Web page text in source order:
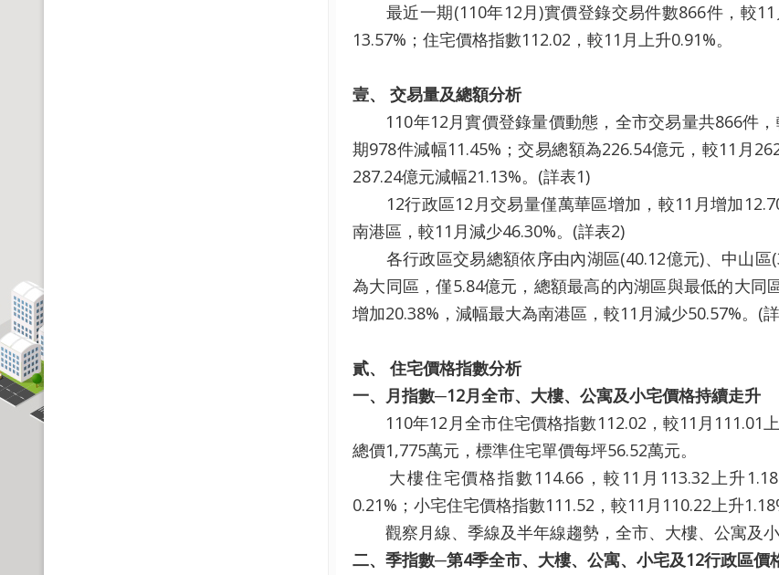
最近一期(110年12月)實價登錄交易件數866件，較11
13.57%；住宅價格指數112.02，較11月上升0.91%。
壹、 交易量及總額分析
110年12月實價登錄量價動態，全市交易量共866件，
期978件減幅11.45%；交易總額為226.54億元，較11月
287.24億元減幅21.13%。(詳表1)
12行政區12月交易量僅萬華區增加，較11月增加
南港區，較11月減少46.30%。(詳表2)
各行政區交易總額依序由內湖區(40.12億元)、中山區
為大同區，僅5.84億元，總額最高的內湖區與最低的大同
增加20.38%，減幅最大為南港區，較11月減少50.57%。(
貳、住宅價格指數分析
一、月指數─12月全市、大樓、公寓及小宅價格持續走升
110年12月全市住宅價格指數112.02，較11月111.01
總價1,775萬元，標準住宅單價每坪56.52萬元。
大樓住宅價格指數114.66，較11月113.32上升
0.21%；小宅住宅價格指數111.52，較11月110.22上升
觀察月線、季線及半年線趨勢，全市、大樓、公寓及小
二、季指數─第4季全市、大樓、公寓、小宅及12行政區價